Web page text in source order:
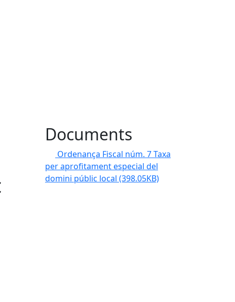
Documents
Ordenança Fiscal núm. 7 Taxa
per aprofitament especial del
domini públic local (398.05KB)